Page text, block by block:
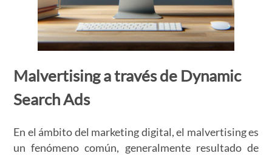
Malvertising a través de Dynamic
Search Ads
En el ámbito del marketing digital, el malvertising es
un fenómeno común, generalmente resultado de